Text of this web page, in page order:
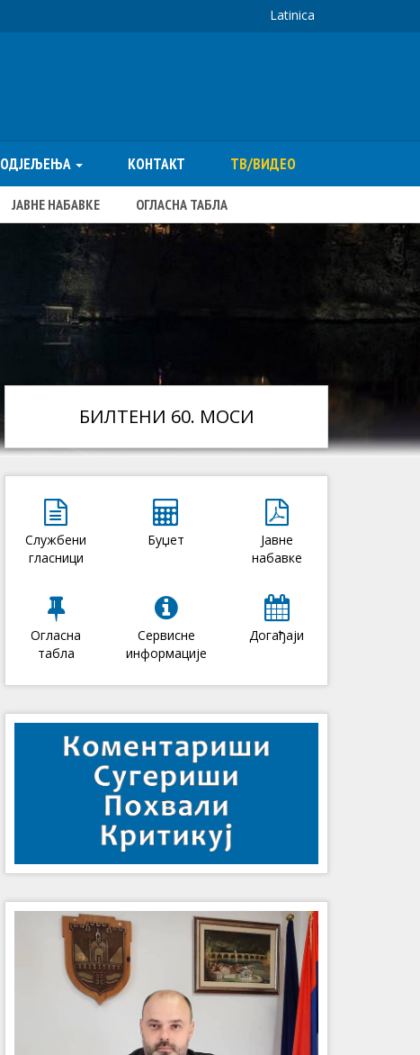
Latinica
ОДЈЕЉЕЊА КОНТАКТ ТВ/ВИДЕО
ЈАВНЕ НАБАВКЕ ОГЛАСНА ТАБЛА
БИЛТЕНИ 60. МОСИ
Службени
гласници
Буџет
Јавне
набавке
Огласна
табла
Сервисне
информације
Догађаји